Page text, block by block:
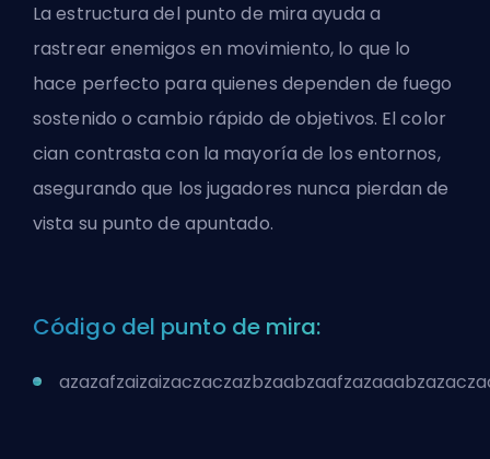
La estructura del punto de mira ayuda a
rastrear enemigos en movimiento, lo que lo
hace perfecto para quienes dependen de fuego
sostenido o cambio rápido de objetivos. El color
cian contrasta con la mayoría de los entornos,
asegurando que los jugadores nunca pierdan de
vista su punto de apuntado.
Código del punto de mira: